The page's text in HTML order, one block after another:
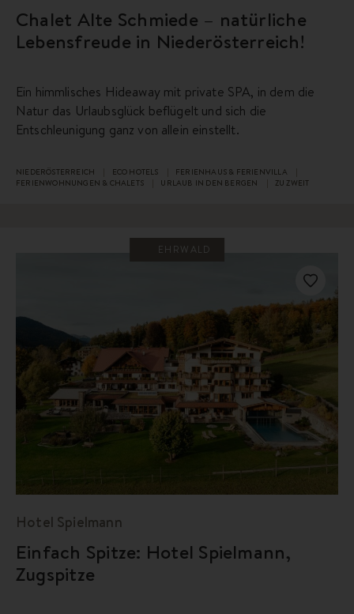
Chalet Alte Schmiede – natürliche
Lebensfreude in Niederösterreich!
Ein himmlisches Hideaway mit private SPA, in dem die
Natur das Urlaubsglück beflügelt und sich die
Entschleunigung ganz von allein einstellt.
NIEDERÖSTERREICH ECO HOTELS
FERIENHAUS & FERIENVILLA
FERIENWOHNUNGEN & CHALETS
URLAUB IN DEN BERGEN ZU ZWEIT
EHRWALD
Hotel Spielmann
Einfach Spitze: Hotel Spielmann,
Zugspitze